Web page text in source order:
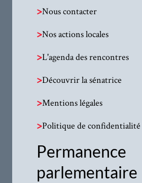
>Nous contacter
>Nos actions locales
>L'agenda des rencontres
>Découvrir la sénatrice
>Mentions légales
>Politique de confidentialité
Permanence
parlementaire